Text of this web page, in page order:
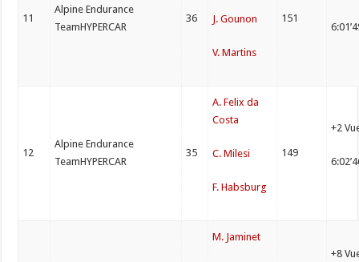
11
Alpine Endurance
TeamHYPERCAR
36 J. Gounon
V. Martins
151
12
Alpine Endurance
TeamHYPERCAR
35
A. Felix da
Costa
C. Milesi
F. Habsburg
149
+2
M. Jaminet
+8